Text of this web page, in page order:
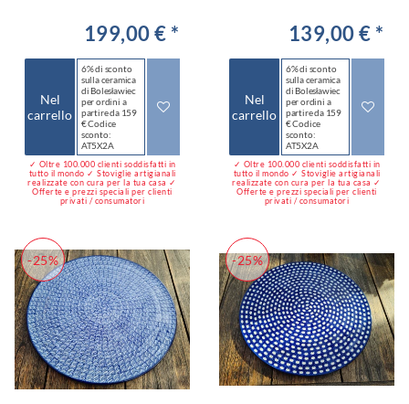
199,00 € *
Nel
carrello
6% di sconto
sulla ceramica
di Bolesławiec
per ordini a
partire da 159
€ Codice
sconto:
AT5X2A
✓ Oltre 100.000 clienti soddisfatti in
tutto il mondo ✓ Stoviglie artigianali
realizzate con cura per la tua casa ✓
Offerte e prezzi speciali per clienti
privati / consumatori
139,00 € *
Nel
carrello
6% di sconto
sulla ceramica
di Bolesławiec
per ordini a
partire da 159
€ Codice
sconto:
AT5X2A
✓ Oltre 100.000 clienti soddisfatti in
tutto il mondo ✓ Stoviglie artigianali
realizzate con cura per la tua casa ✓
Offerte e prezzi speciali per clienti
privati / consumatori
-25% -25%